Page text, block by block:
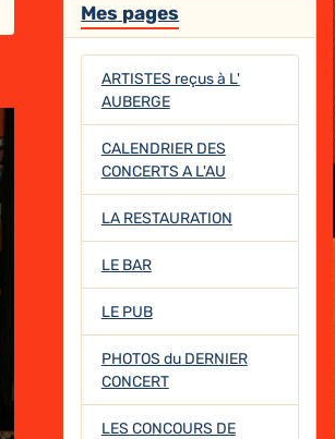
Mes pages
ARTISTES reçus à L'
AUBERGE
CALENDRIER DES
CONCERTS A L'AU
LA RESTAURATION
LE BAR
LE PUB
PHOTOS du DERNIER
CONCERT
LES CONCOURS DE